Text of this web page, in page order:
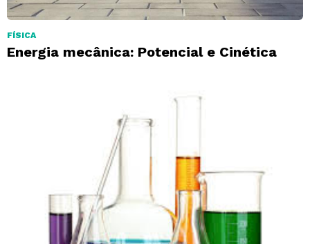
FÍSICA
Energia mecânica: Potencial e Cinética